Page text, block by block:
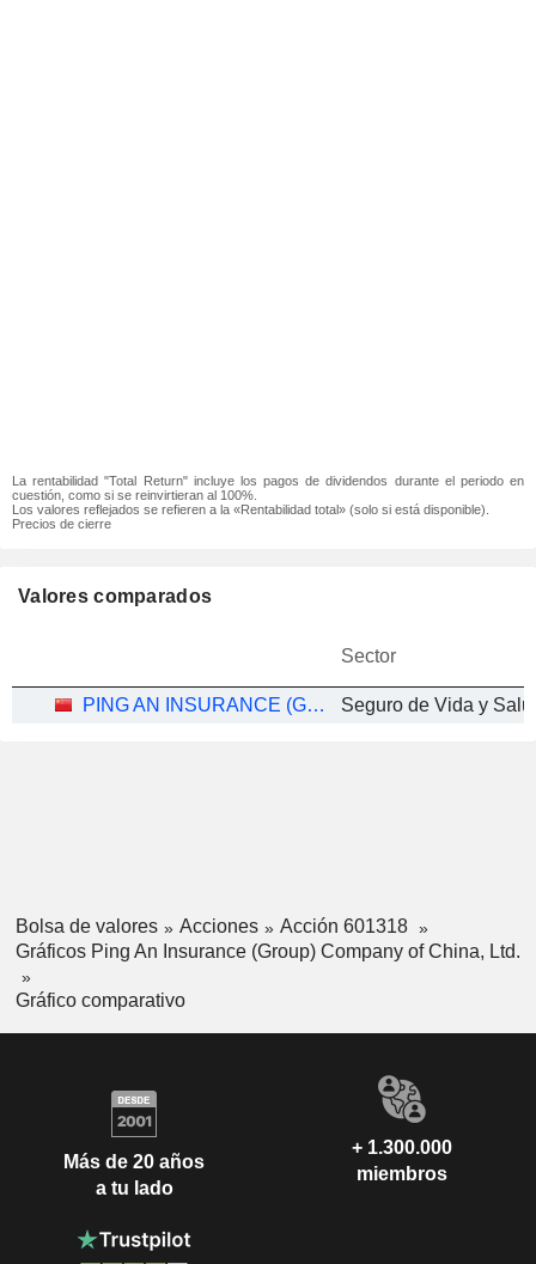
La rentabilidad "Total Return" incluye los pagos de dividendos durante el periodo en
cuestión, como si se reinvirtieran al 100%.
Los valores reflejados se refieren a la «Rentabilidad total» (solo si está disponible).
Precios de cierre
Valores comparados
Sector
PING AN INSURANCE (GROUP) COMPANY OF CHINA, LTD. Seguro de Vida y
Bolsa de valores Acciones
Acción 601318
Gráficos Ping An Insurance (Group) Company of China, Ltd.
Gráfico comparativo
Más de 20 años
a tu lado
+ 1.300.000
miembros